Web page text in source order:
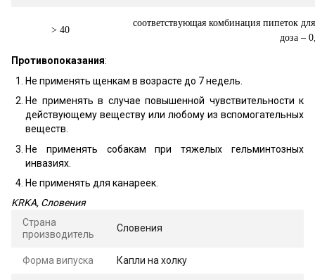
> 40
соответствующая комбинация пипеток
доза –
Противопоказания:
Не применять щенкам в возрасте до 7 недель.
Не применять в случае повышенной чувствительности к
действующему веществу или любому из вспомогательных
веществ.
Не применять собакам при тяжелых гельминтозных
инвазиях.
Не применять для канареек.
KRKA, Словения
Страна
производитель
Словения
Форма випуска Капли на холку